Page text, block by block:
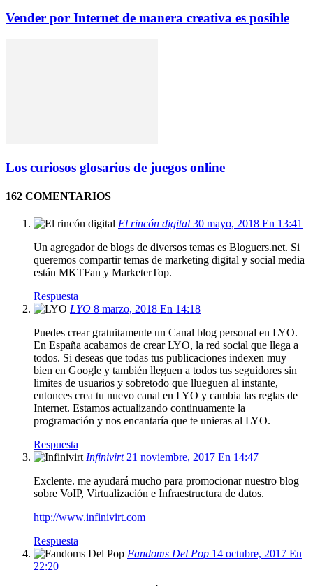
Vender por Internet de manera creativa es posible
Los curiosos glosarios de juegos online
162 COMENTARIOS
El rincón digital 30 mayo, 2018 En 13:41
Un agregador de blogs de diversos temas es Bloguers.net. Si
queremos compartir temas de marketing digital y social media
están MKTFan y MarketerTop.
Respuesta
LYO 8 marzo, 2018 En 14:18
Puedes crear gratuitamente un Canal blog personal en LYO.
En España acabamos de crear LYO, la red social que llega a
todos. Si deseas que todas tus publicaciones indexen muy
bien en Google y también lleguen a todos tus seguidores sin
limites de usuarios y sobretodo que llueguen al instante,
entonces crea tu nuevo canal en LYO y cambia las reglas de
Internet. Estamos actualizando continuamente la
programación y nos encantaría que te unieras al LYO.
Respuesta
Infinivirt 21 noviembre, 2017 En 14:47
Exclente. me ayudará mucho para promocionar nuestro blog
sobre VoIP, Virtualización e Infraestructura de datos.
http://www.infinivirt.com
Respuesta
Fandoms Del Pop 14 octubre, 2017 En
22:20